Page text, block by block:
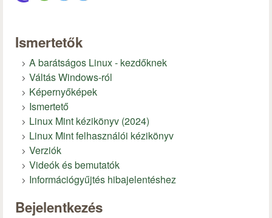
Ismertetők
A barátságos Linux - kezdőknek
Váltás Windows-ról
Képernyőképek
Ismertető
Linux Mint kézikönyv (2024)
Linux Mint felhasználói kézikönyv
Verziók
Videók és bemutatók
Információgyűjtés hibajelentéshez
Bejelentkezés